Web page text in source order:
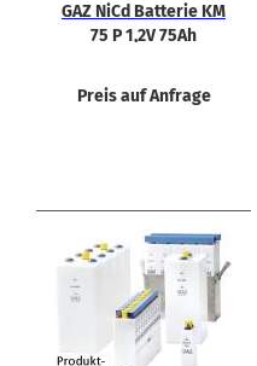
GAZ NiCd Bat­te­rie KM
75 P 1,2V 75Ah
Preis auf Anfrage